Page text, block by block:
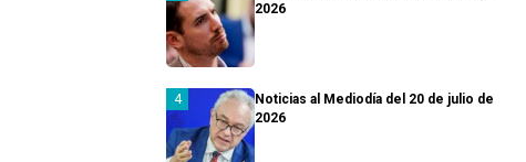
2026
Noticias al Mediodía del 20 de julio de
2026